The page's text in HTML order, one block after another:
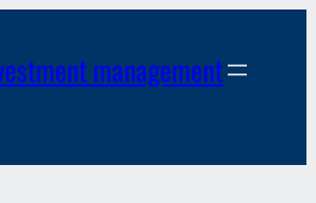
management